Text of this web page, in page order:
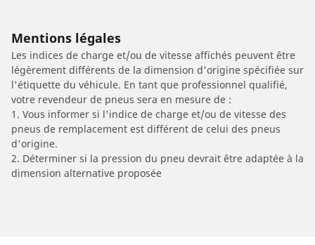
Mentions légales
Les indices de charge et/ou de vitesse affichés peuvent être
légèrement différents de la dimension d'origine spécifiée sur
l'étiquette du véhicule. En tant que professionnel qualifié,
votre revendeur de pneus sera en mesure de :
1. Vous informer si l'indice de charge et/ou de vitesse des
pneus de remplacement est différent de celui des pneus
d'origine.
2. Déterminer si la pression du pneu devrait être adaptée à la
dimension alternative proposée